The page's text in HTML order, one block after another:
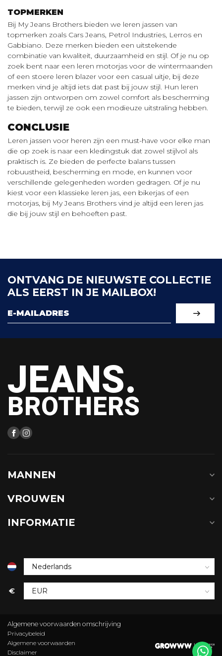
TOPMERKEN
Bij My Jeans Brothers bieden we leren jassen van
topmerken zoals Cars Jeans, Petrol Industries, Lerros en
Gabbiano. Deze merken bieden een uitstekende
combinatie van kwaliteit, duurzaamheid en stijl. Of je nu op
zoek bent naar een leren motorjas voor de wintermaanden
of een stoere leren blazer voor een casual uitje, bij deze
merken vind je altijd iets dat past bij jouw stijl. Hun leren
jassen zijn ontworpen om zowel comfort als bescherming
te bieden, terwijl ze ook een modieuze uitstraling hebben.
CONCLUSIE
Leren jassen voor heren zijn een must-have voor elke man
die op zoek is naar een kledingstuk dat zowel stijlvol als
praktisch is. Ze bieden de perfecte balans tussen
robuustheid, bescherming en mode, en kunnen voor
verschillende gelegenheden worden gedragen. Of je nu
kiest voor een klassieke leren jas, een bikerjas of een
motorjas, bij My Jeans Brothers vind je altijd een leren jas
die bij jouw stijl en behoeften past.
ONTVANG DE NIEUWSTE COLLECTIE
ALS EERST IN JE MAILBOX!
JEANS.
BROTHERS
MANNEN
VROUWEN
INFORMATIE
€
Algemene voorwaarden omschrijving
Privacybeleid
Algemene voorwaarden
Disclaimer